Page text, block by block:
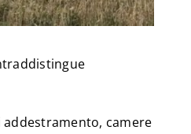
camere